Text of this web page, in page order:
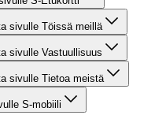
sivulle Töissä meillä
sivulle Vastuullisuus
sivulle Tietoa meistä
S-mobiili